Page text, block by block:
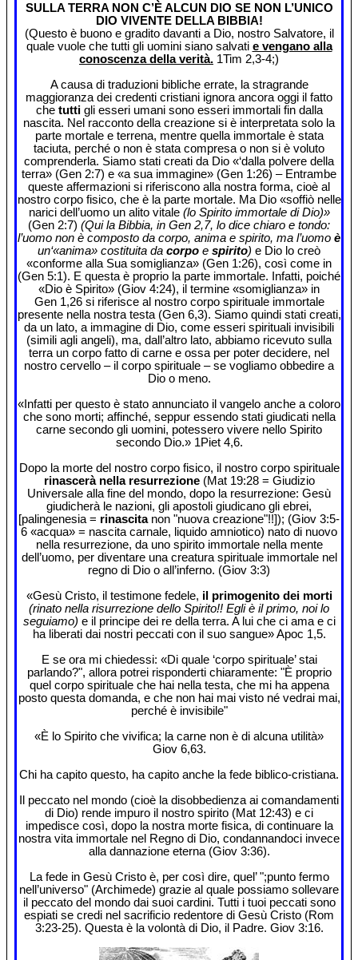
SULLA TERRA NON C’È ALCUN DIO SE NON L’UNICO
DIO VIVENTE DELLA BIBBIA!
(Questo è buono e gradito davanti a Dio, nostro Salvatore, il
quale vuole che tutti gli uomini siano salvati e vengano alla
conoscenza della verità. 1Tim 2,3-4;)
A causa di traduzioni bibliche errate, la stragrande
maggioranza dei credenti cristiani ignora ancora oggi il fatto
che tuttigli esseri umani sono esseri immortali fin dalla
nascita. Nel racconto della creazione si è interpretata solo la
parte mortale e terrena, mentre quella immortale è stata
taciuta, perché o non è stata compresa o non si è voluto
comprenderla. Siamo stati creati da Dio «‘dalla polvere della
terra» (Gen 2:7) e «a sua immagine» (Gen 1:26) – Entrambe
queste affermazioni si riferiscono alla nostra forma, cioè al
nostro corpo fisico, che è la parte mortale. Ma Dio «soffiò nelle
narici dell’uomo un alito vitale (lo Spirito immortale di Dio)»
(Gen 2:7) (Qui la Bibbia, in Gen 2,7, lo dice chiaro e tondo:
l’uomo non è composto da corpo, anima e spirito, ma l’uomo è
un‘«anima» costituita da corpo e spirito) e Dio lo creò
«conforme alla Sua somiglianza» (Gen 1:26), così come in
(Gen 5:1). E questa è proprio la parte immortale. Infatti, poiché
«Dio è Spirito» (Giov 4:24), il termine «somiglianza» in
Gen 1,26 si riferisce al nostro corpo spirituale immortale
presente nella nostra testa (Gen 6,3). Siamo quindi stati creati,
da un lato, a immagine di Dio, come esseri spirituali invisibili
(simili agli angeli), ma, dall’altro lato, abbiamo ricevuto sulla
terra un corpo fatto di carne e ossa per poter decidere, nel
nostro cervello – il corpo spirituale – se vogliamo obbedire a
Dio o meno.
«Infatti per questo è stato annunciato il vangelo anche a coloro
che sono morti; affinché, seppur essendo stati giudicati nella
carne secondo gli uomini, potessero vivere nello Spirito
secondo Dio.» 1Piet 4,6.
Dopo la morte del nostro corpo fisico, il nostro corpo spirituale
rinascerà nella resurrezione(Mat 19:28 = Giudizio
Universale alla fine del mondo, dopo la resurrezione: Gesù
giudicherà le nazioni, gli apostoli giudicano gli ebrei,
[palingenesia = rinascitanon "nuova creazione"!!]); (Giov 3:5-
6 «acqua» = nascita carnale, liquido amniotico) nato di nuovo
nella resurrezione, da uno spirito immortale nella mente
dell’uomo, per diventare una creatura spirituale immortale nel
regno di Dio o all’inferno. (Giov 3:3)
«Gesù Cristo, il testimone fedele, il primogenito dei morti
(rinato nella risurrezione dello Spirito!! Egli è il primo, noi lo
seguiamo) e il principe dei re della terra. A lui che ci ama e ci
ha liberati dai nostri peccati con il suo sangue» Apoc 1,5.
E se ora mi chiedessi: «Di quale ‘corpo spirituale’ stai
parlando?", allora potrei risponderti chiaramente: "È proprio
quel corpo spirituale che hai nella testa, che mi ha appena
posto questa domanda, e che non hai mai visto né vedrai mai,
perché è invisibile"
«È lo Spirito che vivifica; la carne non è di alcuna utilità»
Giov 6,63.
Chi ha capito questo, ha capito anche la fede biblico-cristiana.
Il peccato nel mondo (cioè la disobbedienza ai comandamenti
di Dio) rende impuro il nostro spirito (Mat 12:43) e ci
impedisce così, dopo la nostra morte fisica, di continuare la
nostra vita immortale nel Regno di Dio, condannandoci invece
alla dannazione eterna (Giov 3:36).
La fede in Gesù Cristo è, per così dire, quel’ ";punto fermo
nell’universo" (Archimede) grazie al quale possiamo sollevare
il peccato del mondo dai suoi cardini. Tutti i tuoi peccati sono
espiati se credi nel sacrificio redentore di Gesù Cristo (Rom
3:23-25). Questa è la volontà di Dio, il Padre. Giov 3:16.